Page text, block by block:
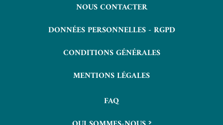
NOUS CONTACTER
DONNÉES PERSONNELLES - RGPD
CONDITIONS GÉNÉRALES
MENTIONS LÉGALES
FAQ